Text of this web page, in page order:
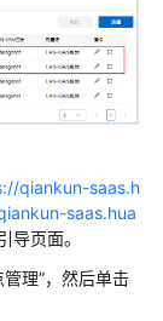
qiankun-saas.h
saas.hua
导页面。
理”，然后单击